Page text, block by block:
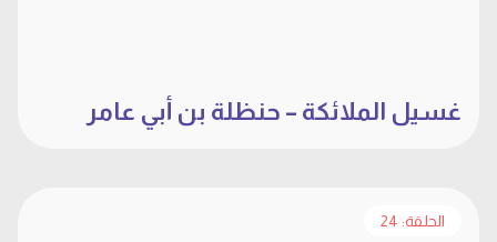
غسيل الملائكة – حنظلة بن أبي عامر
الحلقة: 24